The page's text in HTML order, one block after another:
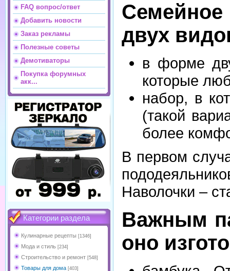
FAQ вопрос/ответ
Добавить новости
Заказ рекламы
Полезные советы
Демотиваторы
Покупка форумных
акк...
Категории раздела
Кулинарные рецепты [1346]
Мода и стиль [234]
Строительство и ремонт [548]
Товары для дома [403]
двух
в форме
которые
набор, в
(такой
более
В первом
Наволочки –
Важным
оно